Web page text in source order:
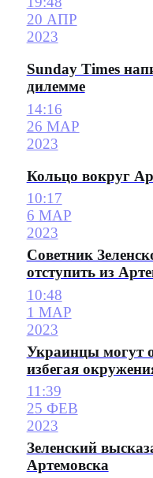
20 АПР
2023
Sunday Times
дилемме
14:16
26 МАР
2023
Кольцо вокруг
10:17
6 МАР
2023
Советник
отступить из
10:48
1 МАР
2023
Украинцы могут
избегая
11:39
25 ФЕВ
2023
Зеленский
Артемовска